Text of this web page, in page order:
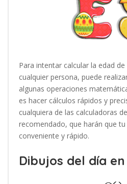
Para intentar calcular la edad
cualquier persona, puede
algunas operaciones
es hacer cálculos rápidos y
cualquiera de las calculadoras
recomendado, que harán que
conveniente y rápido.
Dibujos del día